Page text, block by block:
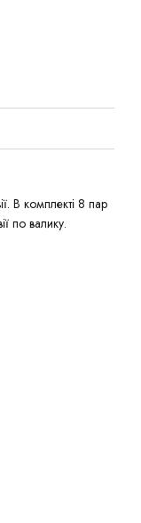
В комплекті 8 пар
по валику.